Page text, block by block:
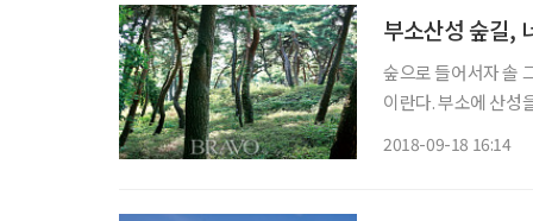
부소산성 숲길,
숲으로 들어서자 솔
이란다. 부소에 산성
2018-09-18 16:14